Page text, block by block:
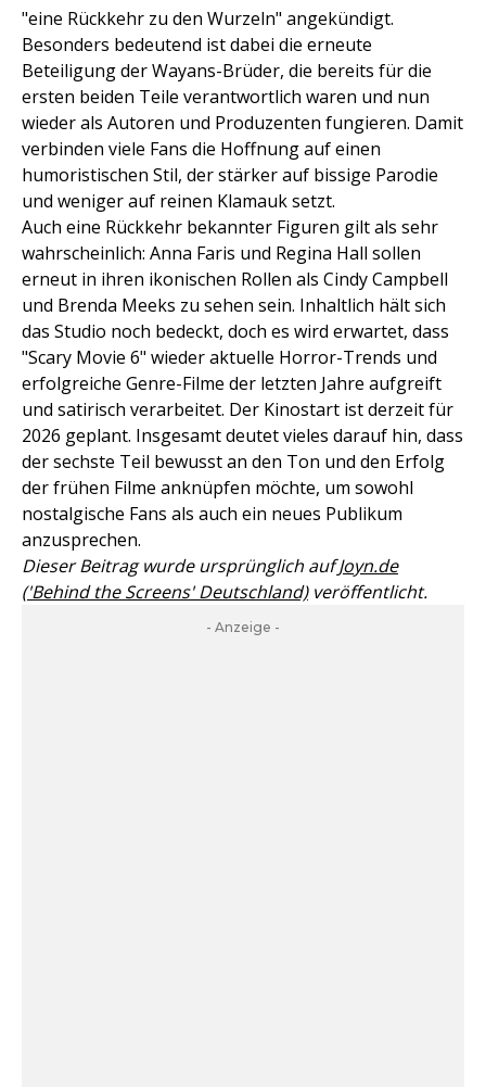
"eine Rückkehr zu den Wurzeln" angekündigt.
Besonders bedeutend ist dabei die erneute
Beteiligung der Wayans-Brüder, die bereits für die
ersten beiden Teile verantwortlich waren und nun
wieder als Autoren und Produzenten fungieren. Damit
verbinden viele Fans die Hoffnung auf einen
humoristischen Stil, der stärker auf bissige Parodie
und weniger auf reinen Klamauk setzt.
Auch eine Rückkehr bekannter Figuren gilt als sehr
wahrscheinlich: Anna Faris und Regina Hall sollen
erneut in ihren ikonischen Rollen als Cindy Campbell
und Brenda Meeks zu sehen sein. Inhaltlich hält sich
das Studio noch bedeckt, doch es wird erwartet, dass
"Scary Movie 6" wieder aktuelle Horror-Trends und
erfolgreiche Genre-Filme der letzten Jahre aufgreift
und satirisch verarbeitet. Der Kinostart ist derzeit für
2026 geplant. Insgesamt deutet vieles darauf hin, dass
der sechste Teil bewusst an den Ton und den Erfolg
der frühen Filme anknüpfen möchte, um sowohl
nostalgische Fans als auch ein neues Publikum
anzusprechen.
Dieser Beitrag wurde ursprünglich aufJoyn.de
('Behind the Screens' Deutschland)veröffentlicht.
- Anzeige -